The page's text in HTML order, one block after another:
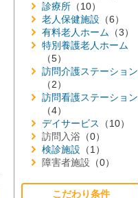
診療所 （10）
老人保健施設 （6）
有料老人ホーム （3）
特別養護老人ホーム
（5）
訪問介護ステーション
（2）
訪問看護ステーション
（4）
デイサービス
（10）
訪問入浴 （0）
検診施設 （1）
障害者施設 （0）
こだわり条件